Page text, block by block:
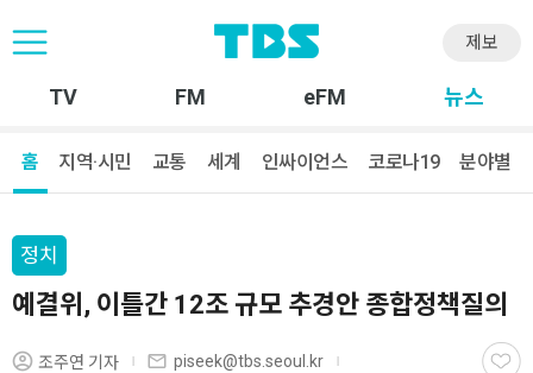
제보
TV FM eFM 뉴스
홈 지역·시민 교통 세계 인싸이언스 코로나19 분야별
정치
예결위, 이틀간 12조 규모 추경안 종합정책질의
조주연 기자
piseek@tbs.seoul.kr